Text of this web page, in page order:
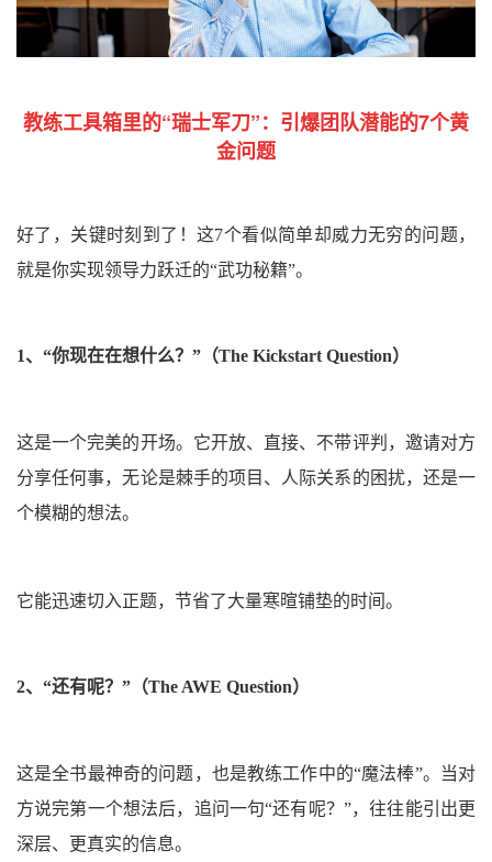
教练工具箱里的“瑞士军刀”： 引爆团队潜能的7个黄
金问题
好了，关键时刻到了！这7个看似简单却威力无穷的问题，
就是你实现领导力跃迁的“武功秘籍”。
1、 “你现在在想什么？” （The Kickstart Question）
这是一个完美的开场。它开放、直接、不带评判，邀请对方
分享任何事，无论是棘手的项目、人际关系的困扰，还是一
个模糊的想法。
它能迅速切入正题，节省了大量寒暄铺垫的时间。
2、 “还有呢？” （The AWE Question）
这是全书最神奇的问题，也是教练工作中的“魔法棒”。当对
方说完第一个想法后，追问一句“还有呢？”，往往能引出更
深层、更真实的信息。